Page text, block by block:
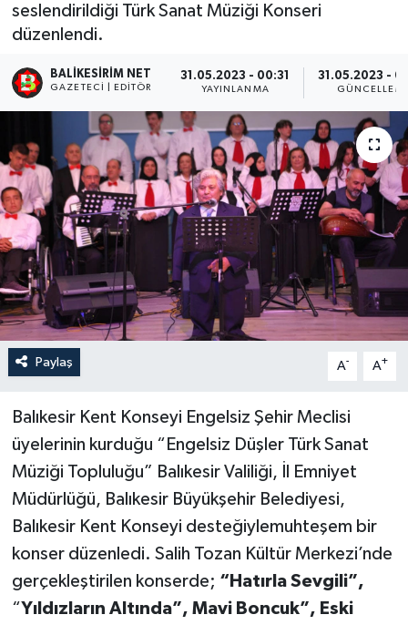
seslendirildiği Türk Sanat Müziği Konseri
düzenlendi.
BALIKESIRIM NET
GAZETECI | EDITÖR
31.05.2023 - 00:31
YAYINLANMA
31.05.2023 -
Paylaş A- A+
Balıkesir Kent Konseyi Engelsiz Şehir Meclisi
üyelerinin kurduğu “Engelsiz Düşler Türk Sanat
Müziği Topluluğu” Balıkesir Valiliği, İl Emniyet
Müdürlüğü, Balıkesir Büyükşehir Belediyesi,
Balıkesir Kent Konseyi desteğiylemuhteşem bir
konser düzenledi. Salih Tozan Kültür Merkezi’nde
gerçekleştirilen konserde; “Hatırla Sevgili”,
“Yıldızların Altında”, Mavi Boncuk”, Eski